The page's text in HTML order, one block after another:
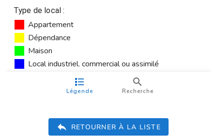
RETOURNER À LA LISTE